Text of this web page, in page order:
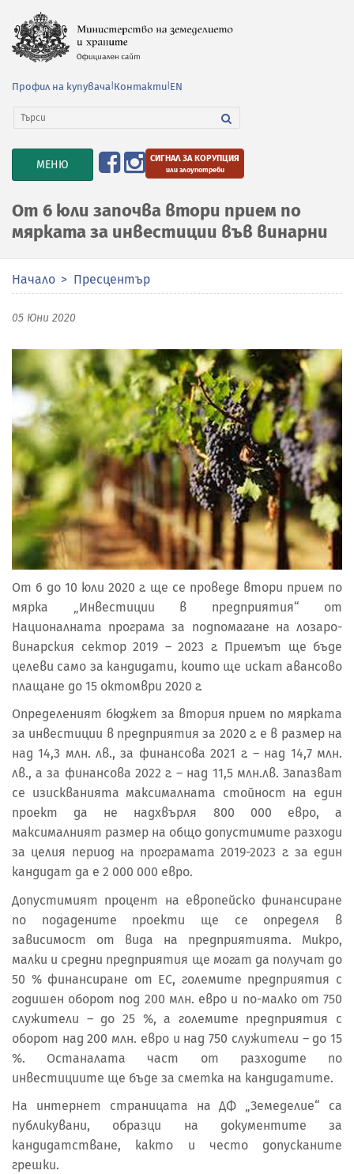
Профил на купувача Контакти EN
TOGGLE
NAVIGATION
МЕНЮ СИГНАЛ ЗА КОРУПЦИЯ
или злоупотреби
От 6 юли започва втори прием по
мярката за инвестиции във винарни
Начало Пресцентър
05 Юни 2020
От 6 до 10 юли 2020 г. ще се проведе втори прием по
мярка „Инвестиции в предприятия“ от
Националната програма за подпомагане на лозаро-
винарския сектор 2019 – 2023 г. Приемът ще бъде
целеви само за кандидати, които ще искат авансово
плащане до 15 октомври 2020 г.
Определеният бюджет за втория прием по мярката
за инвестиции в предприятия за 2020 г. е в размер на
над 14,3 млн. лв., за финансова 2021 г. – над 14,7 млн.
лв., а за финансова 2022 г. – над 11,5 млн.лв. Запазват
се изискванията максималната стойност на един
проект да не надхвърля 800 000 евро, а
максималният размер на общо допустимите разходи
за целия период на програмата 2019-2023 г. за един
кандидат да е 2 000 000 евро.
Допустимият процент на европейско финансиране
по подадените проекти ще се определя в
зависимост от вида на предприятията. Микро,
малки и средни предприятия ще могат да получат до
50 % финансиране от ЕС, големите предприятия с
годишен оборот под 200 млн. евро и по-малко от 750
служители – до 25 %, а големите предприятия с
оборот над 200 млн. евро и над 750 служители – до 15
%. Останалата част от разходите по
инвестициите ще бъде за сметка на кандидатите.
На интернет страницата на ДФ „Земеделие“ са
публикувани, образци на документите за
кандидатстване, както и често допусканите
грешки.